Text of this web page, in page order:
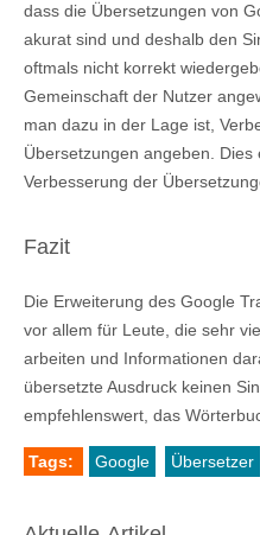
dass die Übersetzungen von
akurat sind und deshalb den
oftmals nicht korrekt
Gemeinschaft der Nutzer
man dazu in der Lage ist,
Übersetzungen angeben.
Verbesserung der
Fazit
Die Erweiterung des Google
vor allem für Leute, die sehr
arbeiten und Informationen
übersetzte Ausdruck keinen
empfehlenswert, das
Tags: Google Übersetzer